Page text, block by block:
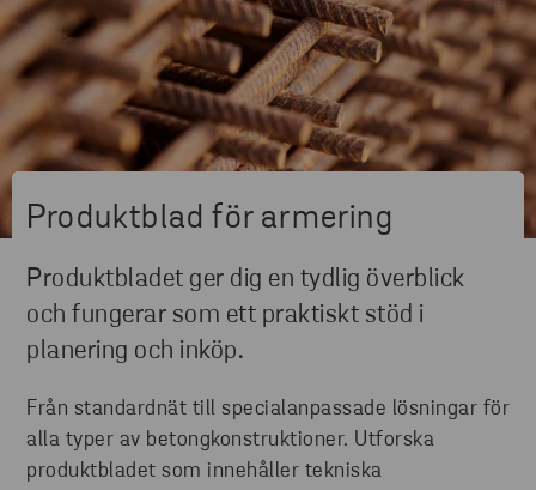
Produktblad för armering
Produktbladet ger dig en tydlig överblick
och fungerar som ett praktiskt stöd i
planering och inköp.
Från standardnät till specialanpassade lösningar för
alla typer av betongkonstruktioner. Utforska
produktbladet som innehåller tekniska